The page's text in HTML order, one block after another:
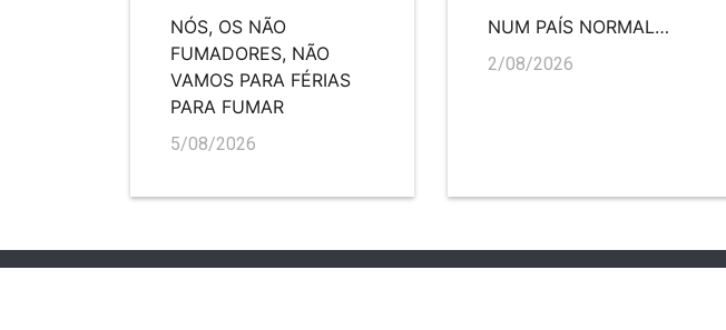
NÓS, OS NÃO
FUMADORES, NÃO
VAMOS PARA FÉRIAS
PARA FUMAR
5/08/2026
NUM PAÍS NORMAL…
2/08/2026